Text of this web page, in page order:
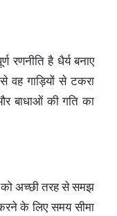
है धैर्य बनाए
वह गाड़ियों से टकरा
बाधाओं की गति का
अच्छी तरह से समझ
के लिए समय सीमा